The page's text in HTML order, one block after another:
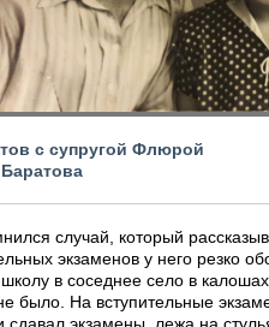
с супругой Флюрой
случай, который
экзаменов у него резко
в соседнее село в
было. На вступительные